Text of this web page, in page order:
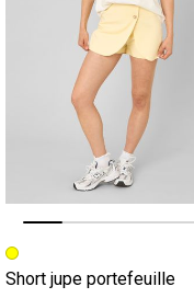
Image précédente
Image suivante
Short jupe portefeuille